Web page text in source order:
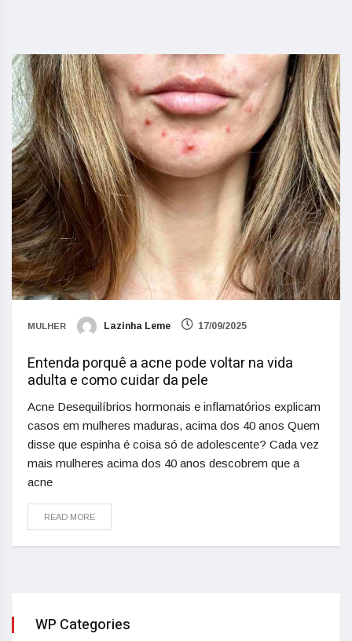
MULHER Lazinha Leme 17/09/2025
Entenda porquê a acne pode voltar na vida
adulta e como cuidar da pele
Acne Desequilíbrios hormonais e inflamatórios explicam
casos em mulheres maduras, acima dos 40 anos Quem
disse que espinha é coisa só de adolescente? Cada vez
mais mulheres acima dos 40 anos descobrem que a
acne
READ MORE
WP Categories